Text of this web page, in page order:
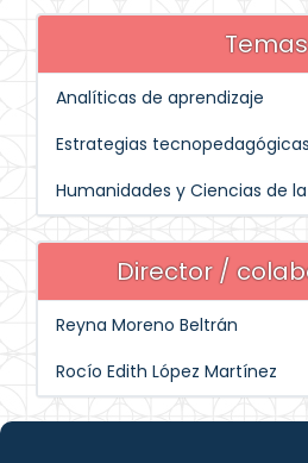
Temas
Analíticas de aprendizaje
Estrategias tecnopedagógicas
Humanidades y Ciencias de la
Director /
Reyna Moreno Beltrán
Rocío Edith López Martínez